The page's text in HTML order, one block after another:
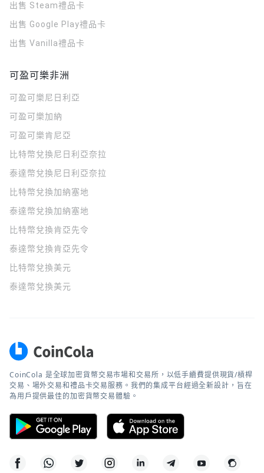
出售 Steam禮品卡
出售 Google Play禮品卡
出售 Vanilla禮品卡
可盈可樂非洲
可盈可樂 尼日利亞
可盈可樂加納
可盈可樂肯尼亞
比特幣兌換尼日利亞奈拉
泰達幣兌換尼日利亞奈拉
比特幣兌換加納塞地
泰達幣兌換加納塞地
比特幣兌換肯亞先令
泰達幣兌換肯亞先令
比特幣兌換美元
泰達幣兌換美元
CoinCola 是全球加密貨幣交易市場和交易所，以低手續費提供現貨/槓桿
交易、場外交易和禮品卡交易服務。我們的集成平台經過全新設計，旨在
為用戶提供最佳的加密貨幣交易體驗。